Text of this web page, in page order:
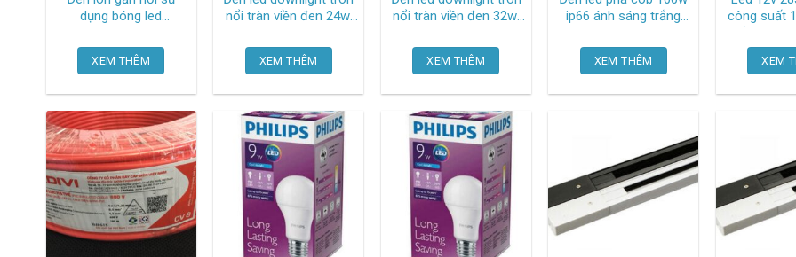
dụng bóng led
øxh 118x100mm
SDFB803 (Loại tròn –
XEM THÊM
nổi tràn viền đen 24w,
40mm, ánh sáng trắng
series srdl SRDLB-24TXEM THÊM
nổi tràn viền đen 32w,
40mm, ánh sáng trắng
series srdl SRDLB-32TXEM THÊM
ip66 ánh sáng trắng
2833
XEM THÊM
công suất
thép TGCN-53451
XEM